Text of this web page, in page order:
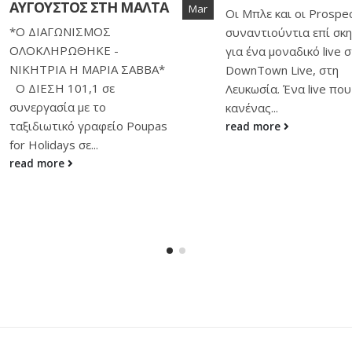
Οι Μπλε και οι Prospectus
συναντιούντια επί σκηνής
για ένα μοναδικό live στο
DownTown Live, στη
Λευκωσία. Ένα live που
κανένας...
read more
08
«Τριλογία
Φιλανθρωπική
παράσταση της
Χατζηαυξέντη
Την Τετάρτη 23
Φεβρουαρίου στις
Παττίχειο Θέατρο